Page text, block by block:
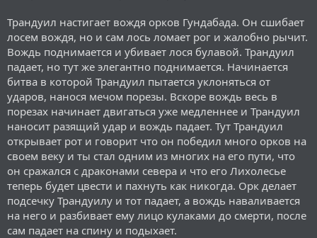
Трандуил настигает вождя орков Гундабада. Он сшибает
лосем вождя, но и сам лось ломает рог и жалобно рычит.
Вождь поднимается и убивает лося булавой. Трандуил
падает, но тут же элегантно поднимается. Начинается
битва в которой Трандуил пытается уклоняться от
ударов, нанося мечом порезы. Вскоре вождь весь в
порезах начинает двигаться уже медленнее и Трандуил
наносит разящий удар и вождь падает. Тут Трандуил
открывает рот и говорит что он победил много орков на
своем веку и ты стал одним из многих на его пути, что
он сражался с драконами севера и что его Лихолесье
теперь будет цвести и пахнуть как никогда. Орк делает
подсечку Трандуилу и тот падает, а вождь наваливается
на него и разбивает ему лицо кулаками до смерти, после
сам падает на спину и подыхает.